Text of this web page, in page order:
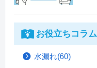
お役立ちコラム
水漏れ(60)